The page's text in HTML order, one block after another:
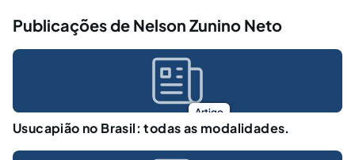
Publicações de Nelson Zunino Neto
Artigo
Usucapião no Brasil: todas as modalidades.